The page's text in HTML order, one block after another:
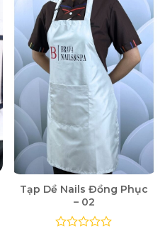
Tạp Dề Nails Đồng Phục
– 02